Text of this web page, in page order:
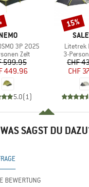
3P 2025
Zelt
Preis
599.95
reduzierter Preis
449.96
5.0(1)
Artikel
Litetrek
3-
CHF
CHF
Rabatt
15%
WAS SAGST DU
BEWERTUNG